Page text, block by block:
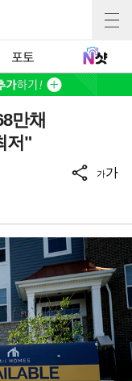
포토
만채
저"
가가